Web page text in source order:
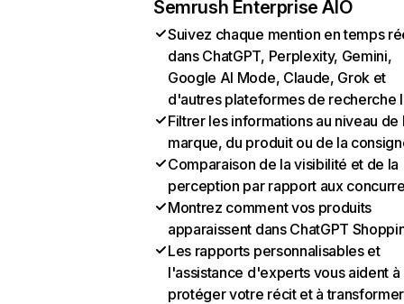
Semrush Enterprise AIO
Suivez chaque mention en temps
dans ChatGPT, Perplexity, Gemini,
Google AI Mode, Claude, Grok et
d'autres plateformes de recherche
Filtrer les informations au niveau de
marque, du produit ou de la
Comparaison de la visibilité et de la
perception par rapport aux
Montrez comment vos produits
apparaissent dans ChatGPT
Les rapports personnalisables et
l'assistance d'experts vous aident à
protéger votre récit et à